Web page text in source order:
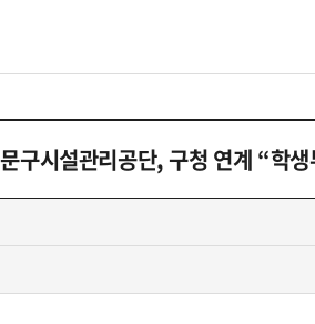
경영참여 활동
련법규
윤리경영
안전녹색경영
구시설관리공단, 구청 연계 “학